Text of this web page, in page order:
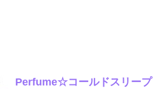
Perfume☆コールドスリー